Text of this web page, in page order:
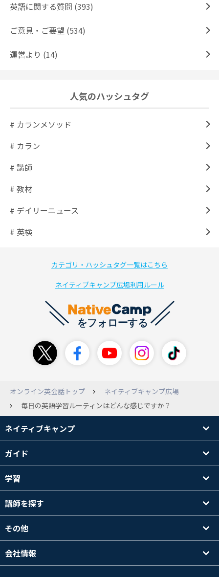
英語に関する質問 (393)
ご意見・ご要望 (534)
運営より (14)
人気のハッシュタグ
# カランメソッド
# カラン
# 講師
# 教材
# デイリーニュース
# 英検
カテゴリ・ハッシュタグ一覧はこちら
ネイティブキャンプ広場利用ルール
オンライン英会話トップ
ネイティブキャンプ広場
毎日の英語学習ルーティンはどんな感じですか？
ネイティブキャンプ
ガイド
学習
講師を探す
その他
会社情報